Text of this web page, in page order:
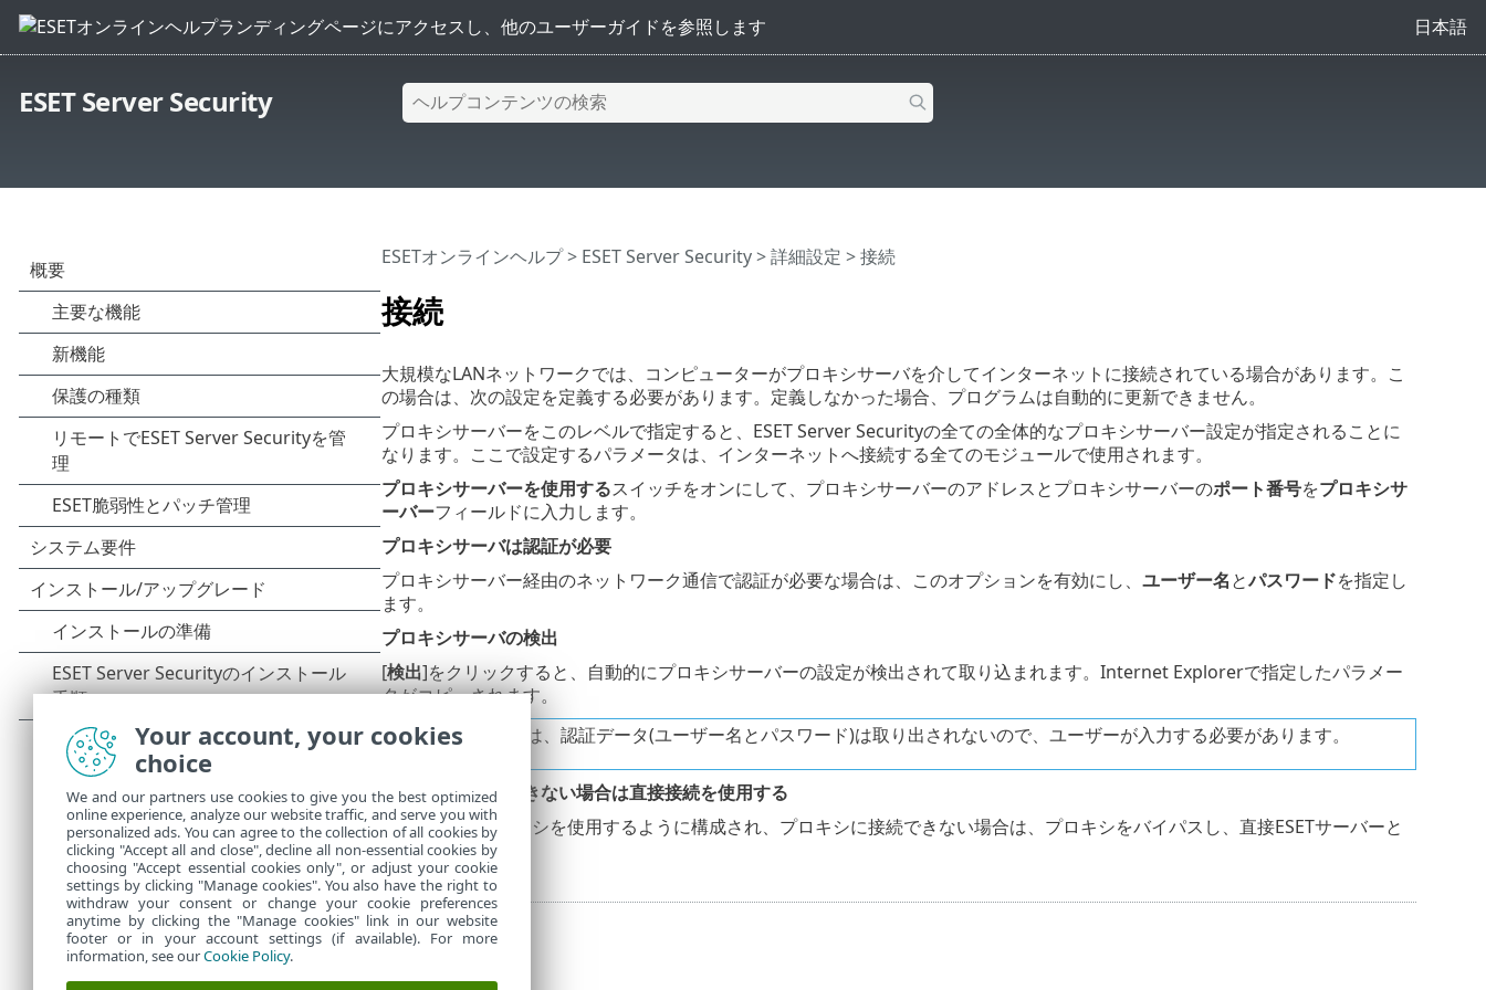
日本語
ESET Server Security
接続
ESETオンラインヘルプ> ESET Server Security>詳細設定 > 接続
大規模なLANネットワークでは、コンピューターがプロキシサーバを介してインターネットに接続されている場合があります。こ
の場合は、次の設定を定義する必要があります。定義しなかった場合、プログラムは自動的に更新できません。
プロキシサーバーをこのレベルで指定すると、ESET Server Securityの全ての全体的なプロキシサーバー設定が指定されることに
なります。ここで設定するパラメータは、インターネットへ接続する全てのモジュールで使用されます。
プロキシサーバーを使用するスイッチをオンにして、プロキシサーバーのアドレスとプロキシサーバーのポート番号をプロキシサ
ーバーフィールドに入力します。
プロキシサーバは認証が必要
プロキシサーバー経由のネットワーク通信で認証が必要な場合は、このオプションを有効にし、 ユーザー名とパスワードを指定し
ます。
プロキシサーバの検出
[検出]をクリックすると、自動的にプロキシサーバーの設定が検出されて取り込まれます。Internet Explorerで指定したパラメー
タがコピーされます。
この機能では、認証データ(ユーザー名とパスワード)は取り出されないので、ユーザーが入力する必要があります。
プロキシが使用できない場合は直接接続を使用する
製品がHTTPプロキシを使用するように構成され、プロキシに接続できない場合は、プロキシをバイパスし、直接ESETサーバーと
通信します。
Your account, your cookies
choice
We and our partners use cookies to give you the best optimized
online experience, analyze our website traffic, and serve you with
personalized ads. You can agree to the collection of all cookies by
clicking "Accept all and close", decline all non-essential cookies by
choosing "Accept essential cookies only", or adjust your cookie
settings by clicking "Manage cookies". You also have the right to
withdraw your consent or change your cookie preferences
anytime by clicking the "Manage cookies" link in our website
footer or in your account settings (if available). For more
information, see ourCookie Policy.